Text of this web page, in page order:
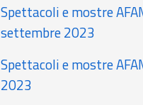
Spettacoli e mostre
settembre 2023
Spettacoli e mostre
2023